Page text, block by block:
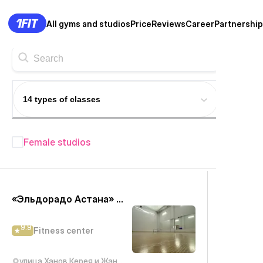
All gyms and studiosPriceReviewsCareerPartnership
14 types of classes
Female studios
Fitness studios in Astana
«Эльдорадо Астана» ЖК Олимп палас 2
9.9 Fitness center